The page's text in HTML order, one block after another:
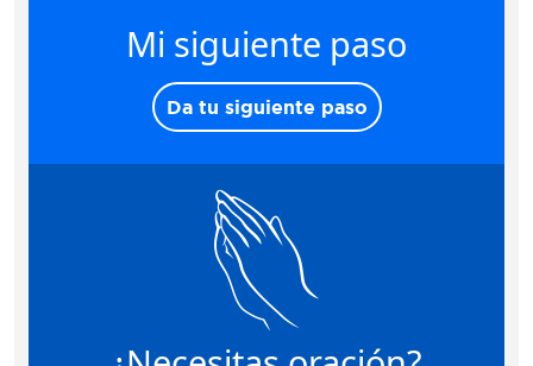
Mi siguiente paso
Da tu siguiente paso